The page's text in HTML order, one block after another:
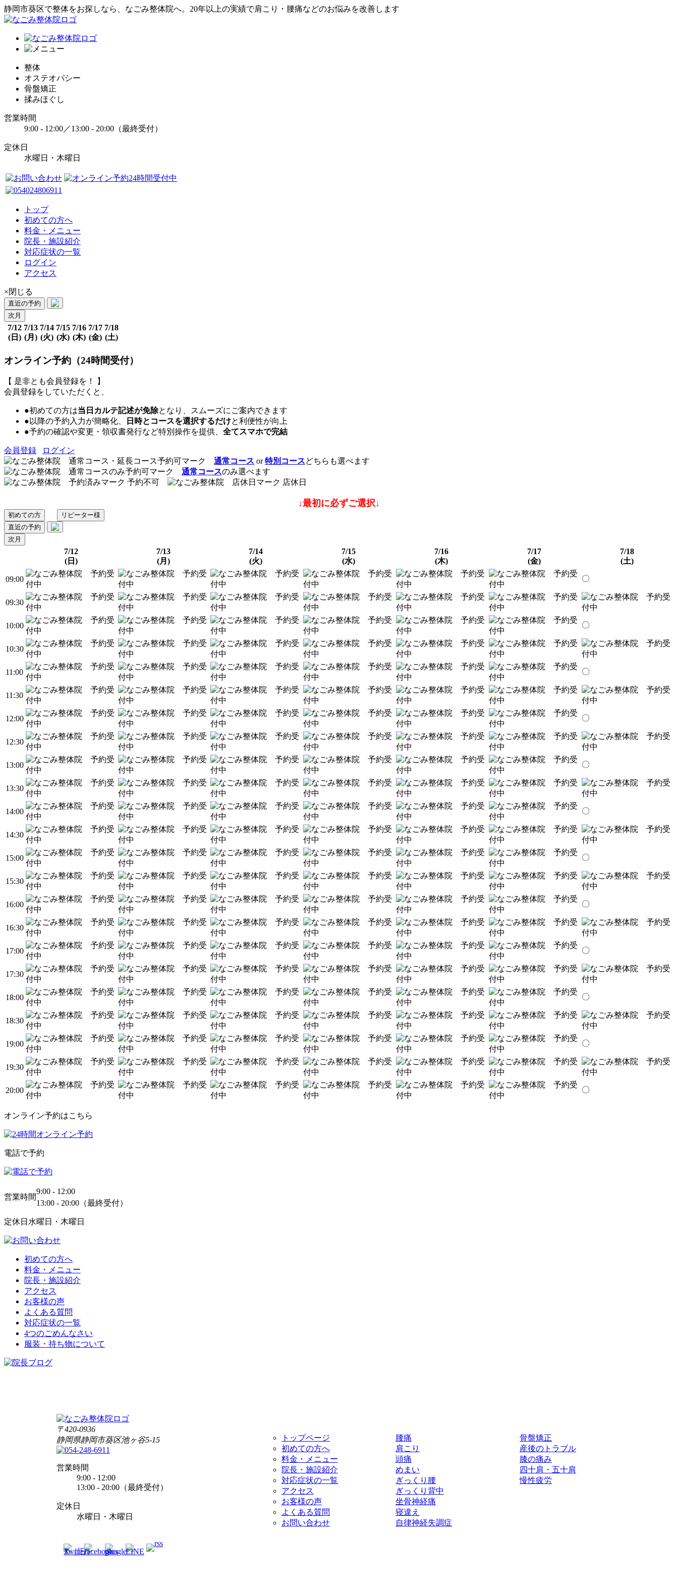
静岡市葵区で整体をお探しなら、なごみ整体院へ。20年以上の実績で肩こり・腰痛などのお悩みを改善します
整体
オステオパシー
骨盤矯正
揉みほぐし
営業時間
9:00 - 12:00／13:00 - 20:00（最終受付）
定休日
水曜日・木曜日
トップ
初めての方へ
料金・メニュー
院長・施設紹介
対応症状の一覧
ログイン
アクセス
×閉じる
直近の予約
次月
7/12
(日)
7/13
(月)
7/14
(火)
7/15
(水)
7/16
(木)
7/17
(金)
7/18
(土)
オンライン予約（24時間受付）
【 是非とも会員登録を！ 】
会員登録をしていただくと、
●初めての方は当日カルテ記述が免除となり、スムーズにご案内できます
●以降の予約入力が簡略化、
日時とコースを選択するだけと利便性が向上
●予約の確認や変更・領収書発行など特別操作を提供、 全てスマホで完結
会員登録
ログイン
通常コース or特別コースどちらも選べます
通常コースのみ選べます
予約不可
店休日
↓最初に必ずご選択↓
初めての方
リピーター様
直近の予約
次月
7/12
(日)
7/13
(月)
7/14
(火)
7/15
(水)
7/16
(木)
7/17
(金)
7/18
(土)
09:00 〇
09:30
10:00 〇
10:30
11:00 〇
11:30
12:00 〇
12:30
13:00 〇
13:30
14:00 〇
14:30
15:00 〇
15:30
16:00 〇
16:30
17:00 〇
17:30
18:00 〇
18:30
19:00 〇
19:30
20:00 〇
オンライン予約はこちら
電話で予約
営業時間
9:00 - 12:00
13:00 - 20:00（最終受付）
定休日 水曜日・木曜日
初めての方へ
料金・メニュー
院長・施設紹介
アクセス
お客様の声
よくある質問
対応症状の一覧
4つのごめんなさい
服装・持ち物について
〒420-0936
静岡県静岡市葵区池ヶ谷5-15
営業時間
9:00 - 12:00
13:00 - 20:00（最終受付）
定休日
水曜日・木曜日
トップページ
初めての方へ
料金・メニュー
院長・施設紹介
対応症状の一覧
アクセス
お客様の声
よくある質問
お問い合わせ
腰痛
肩こり
頭痛
めまい
ぎっくり腰
ぎっくり背中
坐骨神経痛
寝違え
自律神経失調症
骨盤矯正
産後のトラブル
膝の痛み
四十肩・五十肩
慢性疲労